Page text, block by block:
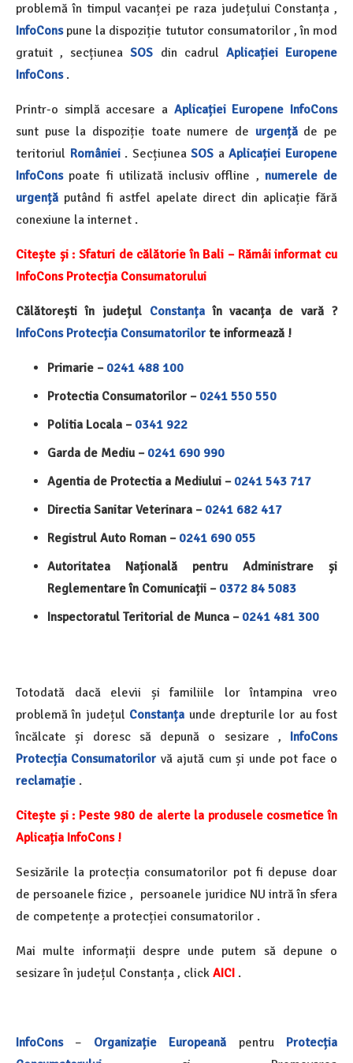
problemă în timpul vacanței pe raza județului Constanța ,
InfoConspune la dispoziție tututor consumatorilor , în mod
gratuit , secțiuneaSOS din cadrul Aplicației Europene
InfoCons.
Printr-o simplă accesare a Aplicației Europene InfoCons
sunt puse la dispoziție toate numere de urgențăde pe
teritoriul României. SecțiuneaSOS aAplicației Europene
InfoConspoate fi utilizată inclusiv offline , numerele de
urgență putând fi astfel apelate direct din aplicație fără
conexiune la internet .
Citește și : Sfaturi de călătorie în Bali – Rămâi informat cu
InfoCons Protecția Consumatorului
Călătorești în județul Constanța în vacanța de vară ?
InfoCons Protecția Consumatorilor te informează !
Primarie – 0241 488 100
Protectia Consumatorilor – 0241 550 550
Politia Locala – 0341 922
Garda de Mediu – 0241 690 990
Agentia de Protectia a Mediului – 0241 543 717
Directia Sanitar Veterinara – 0241 682 417
Registrul Auto Roman – 0241 690 055
Autoritatea Națională pentru Administrare și
Reglementare în Comunicații – 0372 84 5083
Inspectoratul Teritorial de Munca – 0241 481 300
Totodată dacă elevii și familiile lor întampina vreo
problemă în județul Constanța unde drepturile lor au fost
încălcate și doresc să depună o sesizare , InfoCons
Protecția Consumatorilor vă ajută cum și unde pot face o
reclamație .
Citește și : Peste 980 de alerte la produsele cosmetice în
Aplicația InfoCons !
Sesizările la protecția consumatorilor pot fi depuse doar
de persoanele fizice , persoanele juridice NU intră în sfera
de competențe a protecției consumatorilor .
Mai multe informații despre unde putem să depune o
sesizare în județul Constanța , click AICI .
InfoCons– Organizație Europeană pentru Protecția